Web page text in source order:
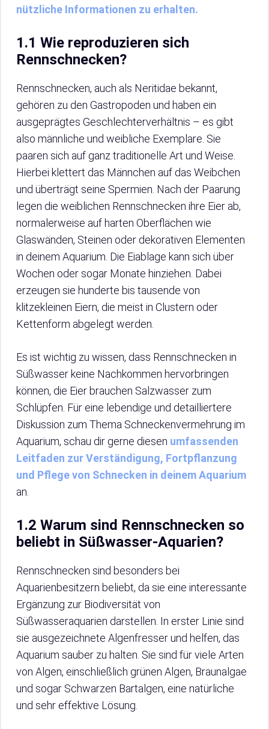
nützliche Informationen zu erhalten.
1.1 Wie reproduzieren sich
Rennschnecken?
Rennschnecken, auch als Neritidae bekannt,
gehören zu den Gastropoden und haben ein
ausgeprägtes Geschlechterverhältnis – es gibt
also männliche und weibliche Exemplare. Sie
paaren sich auf ganz traditionelle Art und Weise.
Hierbei klettert das Männchen auf das Weibchen
und überträgt seine Spermien. Nach der Paarung
legen die weiblichen Rennschnecken ihre Eier ab,
normalerweise auf harten Oberflächen wie
Glaswänden, Steinen oder dekorativen Elementen
in deinem Aquarium. Die Eiablage kann sich über
Wochen oder sogar Monate hinziehen. Dabei
erzeugen sie hunderte bis tausende von
klitzekleinen Eiern, die meist in Clustern oder
Kettenform abgelegt werden.
Es ist wichtig zu wissen, dass Rennschnecken in
Süßwasser keine Nachkommen hervorbringen
können, die Eier brauchen Salzwasser zum
Schlüpfen. Für eine lebendige und detailliertere
Diskussion zum Thema Schneckenvermehrung im
Aquarium, schau dir gerne diesen umfassenden
Leitfaden zur Verständigung, Fortpflanzung
und Pflege von Schnecken in deinem Aquarium
an.
1.2 Warum sind Rennschnecken so
beliebt in Süßwasser-Aquarien?
Rennschnecken sind besonders bei
Aquarienbesitzern beliebt, da sie eine interessante
Ergänzung zur Biodiversität von
Süßwasseraquarien darstellen. In erster Linie sind
sie ausgezeichnete Algenfresser und helfen, das
Aquarium sauber zu halten. Sie sind für viele Arten
von Algen, einschließlich grünen Algen, Braunalgae
und sogar Schwarzen Bartalgen, eine natürliche
und sehr effektive Lösung.